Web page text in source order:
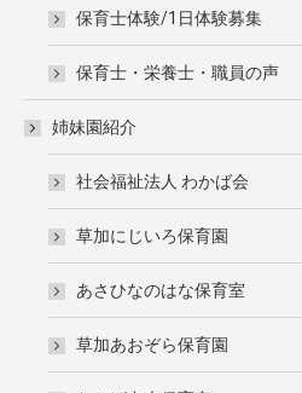
保育士体験/1日体験募集
保育士・栄養士・職員の声
姉妹園紹介
社会福祉法人 わかば会
草加にじいろ保育園
あさひなのはな保育室
草加あおぞら保育園